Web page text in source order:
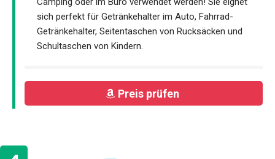
sich perfekt für Getränkehalter im Auto, Fahrrad-
Getränkehalter, Seitentaschen von Rucksäcken und
Schultaschen von Kindern.
Preis prüfen